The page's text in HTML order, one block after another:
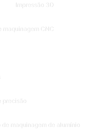
Impressão 3D
maquinagem CNC
precisão
de maquinagem de alumínio